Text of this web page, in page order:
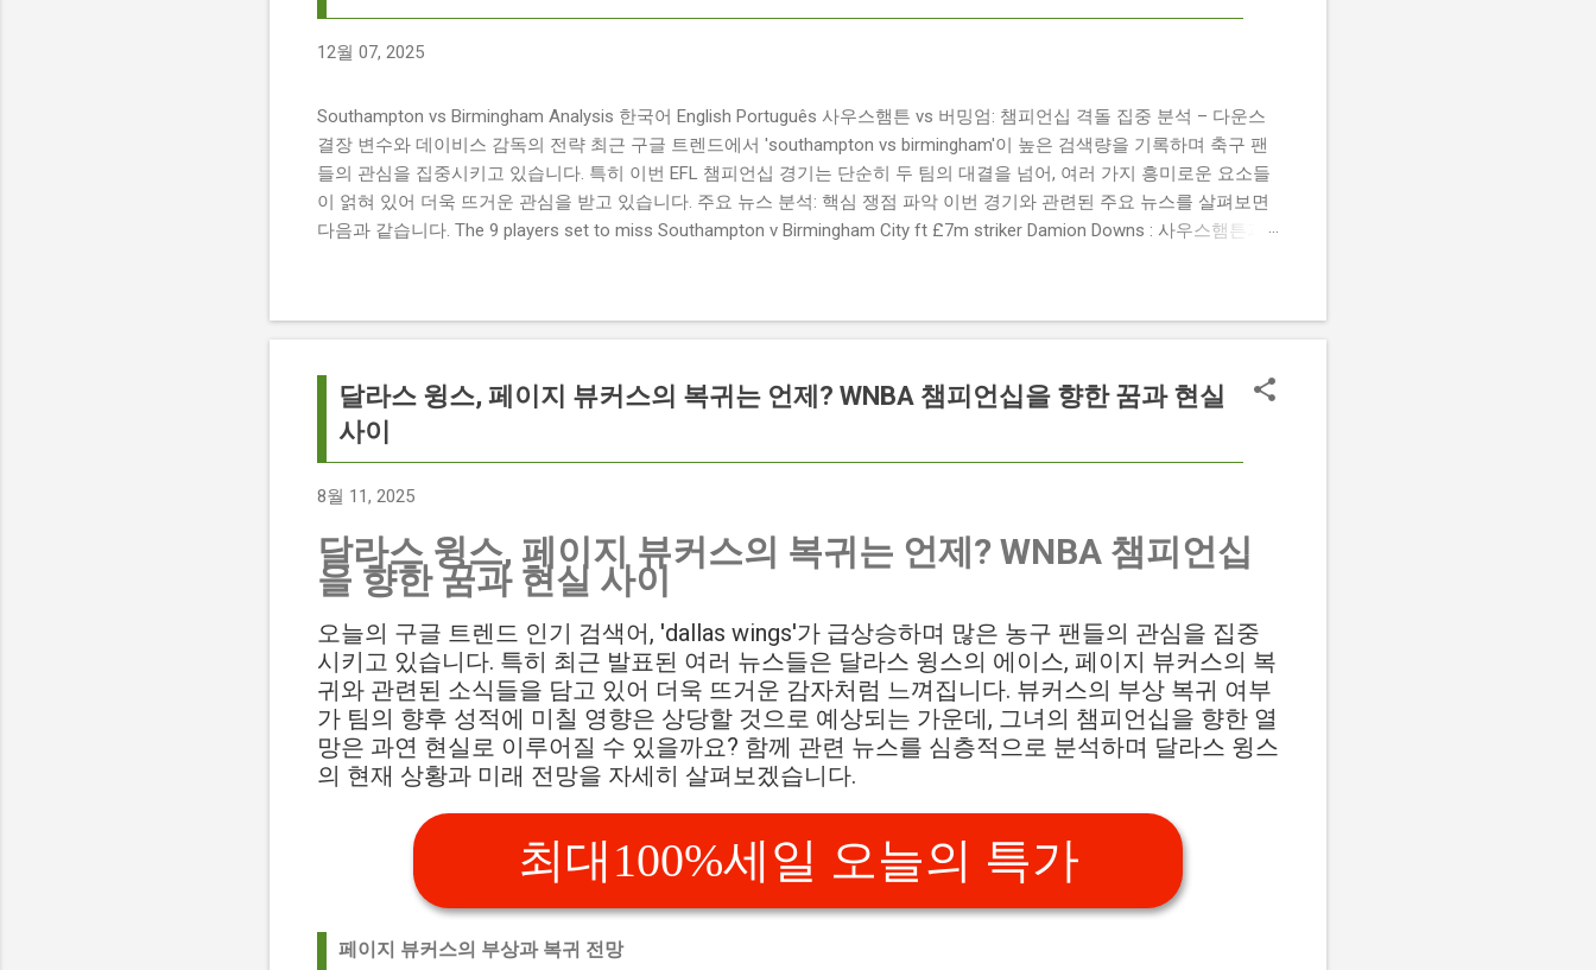
12월 07, 2025
Southampton vs Birmingham Analysis 한국어 English Português 사우스햄튼 vs 버밍엄: 챔피언십 격돌 집중 분석 – 다운스
결장 변수와 데이비스 감독의 전략 최근 구글 트렌드에서 'southampton vs birmingham'이 높은 검색량을 기록하며 축구 팬
들의 관심을 집중시키고 있습니다. 특히 이번 EFL 챔피언십 경기는 단순히 두 팀의 대결을 넘어, 여러 가지 흥미로운 요소들
이 얽혀 있어 더욱 뜨거운 관심을 받고 있습니다. 주요 뉴스 분석: 핵심 쟁점 파악 이번 경기와 관련된 주요 뉴스를 살펴보면
다음과 같습니다. The 9 players set to miss Southampton v Birmingham City ft £7m striker Damion Downs : 사우스햄튼과
경기 당일 실시간 스코어 업데이트를 제공하는 뉴스로, 팬들의 높은 관심도를 반영합니다. Chris Davies: Birmingham City
boss says his side have to try to "be themselves" away from home : 버밍엄 시티의 크리스 데이비스 감독은 원정 경기에서
팀 고유의 색깔을 유지하는 것이 중요하다고 강조했습니다. ...
달라스 윙스, 페이지 뷰커스의 복귀는 언제? WNBA 챔피언십을 향한 꿈과 현실
사이
8월 11, 2025
달라스 윙스, 페이지 뷰커스의 복귀는 언제? WNBA 챔피언십
을 향한 꿈과 현실 사이
오늘의 구글 트렌드 인기 검색어, 'dallas wings'가 급상승하며 많은 농구 팬들의 관심을 집중
시키고 있습니다. 특히 최근 발표된 여러 뉴스들은 달라스 윙스의 에이스, 페이지 뷰커스의 복
귀와 관련된 소식들을 담고 있어 더욱 뜨거운 감자처럼 느껴집니다. 뷰커스의 부상 복귀 여부
가 팀의 향후 성적에 미칠 영향은 상당할 것으로 예상되는 가운데, 그녀의 챔피언십을 향한 열
망은 과연 현실로 이루어질 수 있을까요? 함께 관련 뉴스를 심층적으로 분석하며 달라스 윙스
의 현재 상황과 미래 전망을 자세히 살펴보겠습니다.
최대100%세일 오늘의 특가
페이지 뷰커스의 부상과 복귀 전망